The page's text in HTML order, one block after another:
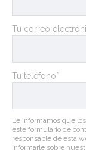
Tu correo
Tu teléfono*
Le informamos que
este formulario de
responsable de esta
informarle sobre